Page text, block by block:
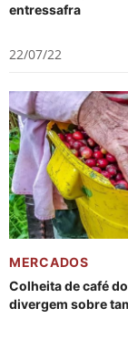
entressafra
22/07/22
MERCADOS
Colheita de café
divergem sobre